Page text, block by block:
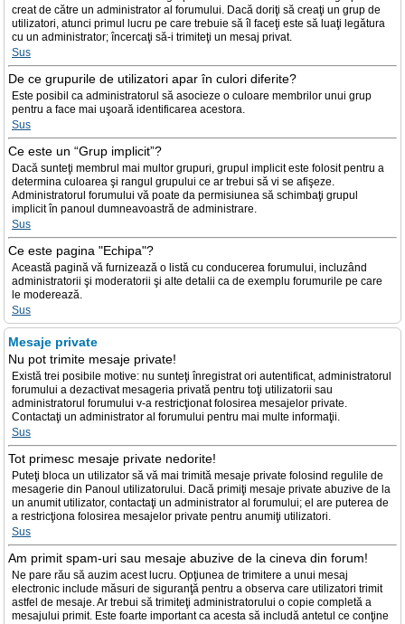
creat de către un administrator al forumului. Dacă doriţi să creaţi un grup de
utilizatori, atunci primul lucru pe care trebuie să îl faceţi este să luaţi legătura
cu un administrator; încercaţi să-i trimiteţi un mesaj privat.
Sus
De ce grupurile de utilizatori apar în culori diferite?
Este posibil ca administratorul să asocieze o culoare membrilor unui grup
pentru a face mai uşoară identificarea acestora.
Sus
Ce este un “Grup implicit”?
Dacă sunteţi membrul mai multor grupuri, grupul implicit este folosit pentru a
determina culoarea şi rangul grupului ce ar trebui să vi se afişeze.
Administratorul forumului vă poate da permisiunea să schimbaţi grupul
implicit în panoul dumneavoastră de administrare.
Sus
Ce este pagina "Echipa"?
Această pagină vă furnizează o listă cu conducerea forumului, incluzând
administratorii şi moderatorii şi alte detalii ca de exemplu forumurile pe care
le moderează.
Sus
Mesaje private
Nu pot trimite mesaje private!
Există trei posibile motive: nu sunteţi înregistrat ori autentificat, administratorul
forumului a dezactivat mesageria privată pentru toţi utilizatorii sau
administratorul forumului v-a restricţionat folosirea mesajelor private.
Contactaţi un administrator al forumului pentru mai multe informaţii.
Sus
Tot primesc mesaje private nedorite!
Puteţi bloca un utilizator să vă mai trimită mesaje private folosind regulile de
mesagerie din Panoul utilizatorului. Dacă primiţi mesaje private abuzive de la
un anumit utilizator, contactaţi un administrator al forumului; el are puterea de
a restricţiona folosirea mesajelor private pentru anumiţi utilizatori.
Sus
Am primit spam-uri sau mesaje abuzive de la cineva din forum!
Ne pare rău să auzim acest lucru. Opţiunea de trimitere a unui mesaj
electronic include măsuri de siguranţă pentru a observa care utilizatori trimit
astfel de mesaje. Ar trebui să trimiteţi administratorului o copie completă a
mesajului primit. Este foarte important ca acesta să includă antetul ce conţine